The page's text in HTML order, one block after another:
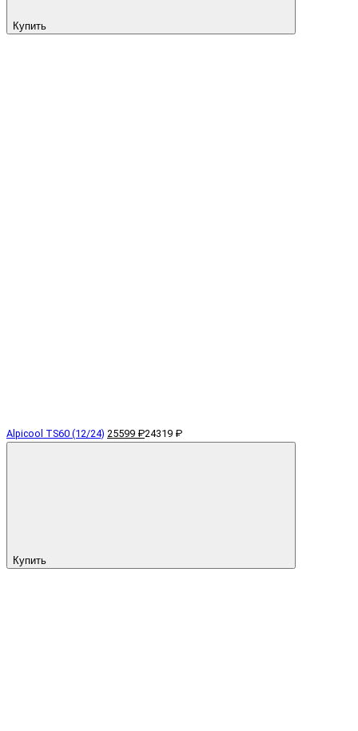
Купить
Alpicool TS60 (12/24) 25599 ₽24319 ₽
Купить